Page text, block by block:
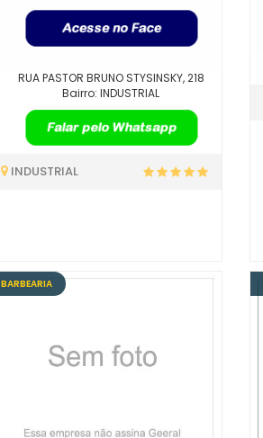
RUA PASTOR BRUNO STYSINSKY, 218
Bairro: INDUSTRIAL
INDUSTRIAL
BARBEARIA